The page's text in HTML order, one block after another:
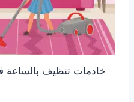
خادمات تنظيف بالساعة